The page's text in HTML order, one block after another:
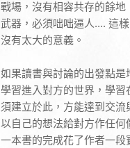
戰場，沒有相容共存的餘
武器，必須咄咄逼人.... 這
沒有太大的意義。
如果讀書與討論的出發點是
學習進入對方的世界，學
須建立於此，方能達到交
以自己的想法給對方作任何
一本書的完成花了作者一